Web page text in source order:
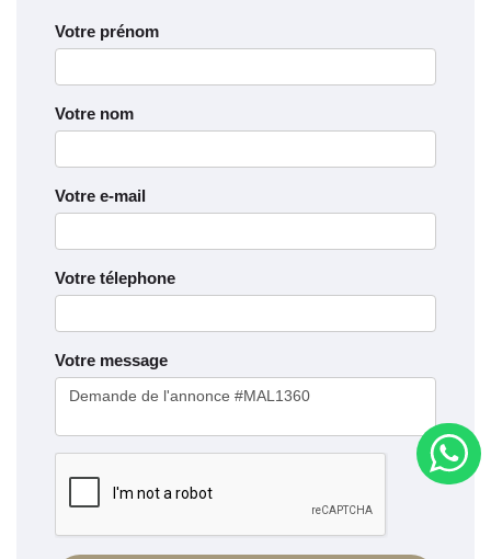
Votre prénom
Votre nom
Votre e-mail
Votre télephone
Votre message